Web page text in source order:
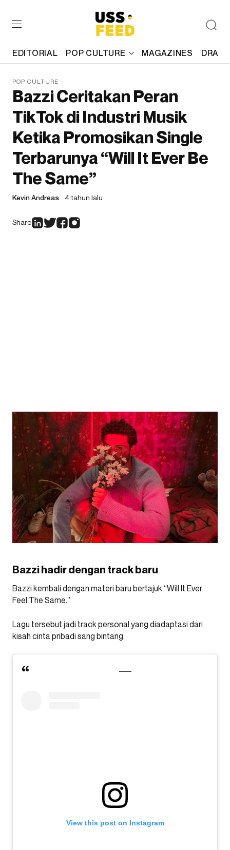
EDITORIAL POP CULTURE MAGAZINES
POP CULTURE
Bazzi Ceritakan Peran
TikTok di Industri Musik
Ketika Promosikan Single
Terbarunya “Will It Ever Be
The Same”
Kevin Andreas 4 tahun lalu
Share
Bazzi hadir dengan track baru
Bazzi kembali dengan materi baru bertajuk “Will It Ever
Feel The Same.”
Lagu tersebut jadi track personal yang diadaptasi dari
kisah cinta pribadi sang bintang.
View this post on Instagram